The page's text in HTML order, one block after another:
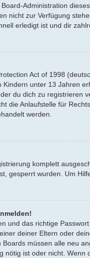
Administration
nicht zur Verfügung
erledigt ist und dir
Act of 1998
unter 13 Jahren
du dich zu registrieren
die Anlaufstelle für
werden.
komplett
gesperrt wurden. Um
und das richtige
deiner Eltern oder
müssen alle neu
nötig ist oder nicht.